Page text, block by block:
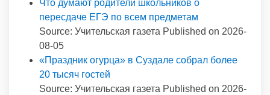
Что думают родители школьников о
пересдаче ЕГЭ по всем предметам
Source: Учительская газета Published on 2026-
08-05
«Праздник огурца» в Суздале собрал более
20 тысяч гостей
Source: Учительская газета Published on 2026-